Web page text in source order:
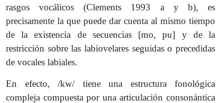
rasgos vocálicos (Clements 1993 a y b), es
precisamente la que puede dar cuenta al mismo tiempo
de la existencia de secuencias [mo, pu] y de la
restricción sobre las labiovelares seguidas o precedidas
de vocales labiales.
En efecto, /kw/ tiene una estructura fonológica
compleja compuesta por una articulación consonántica